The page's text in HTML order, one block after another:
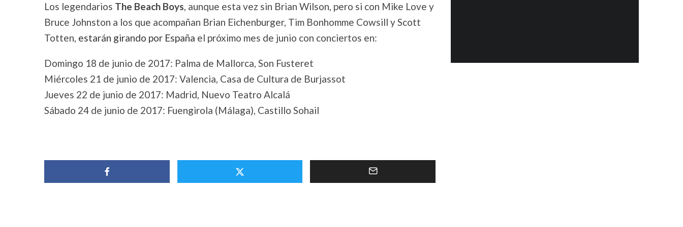
Los legendarios The Beach Boys, aunque esta vez sin Brian Wilson, pero si con Mike Love y
Bruce Johnston a los que acompañan Brian Eichenburger, Tim Bonhomme Cowsill y Scott
Totten, estarán girando por España el próximo mes de junio con conciertos en:
Domingo 18 de junio de 2017: Palma de Mallorca, Son Fusteret
Miércoles 21 de junio de 2017: Valencia, Casa de Cultura de Burjassot
Jueves 22 de junio de 2017: Madrid, Nuevo Teatro Alcalá
Sábado 24 de junio de 2017: Fuengirola (Málaga), Castillo Sohail